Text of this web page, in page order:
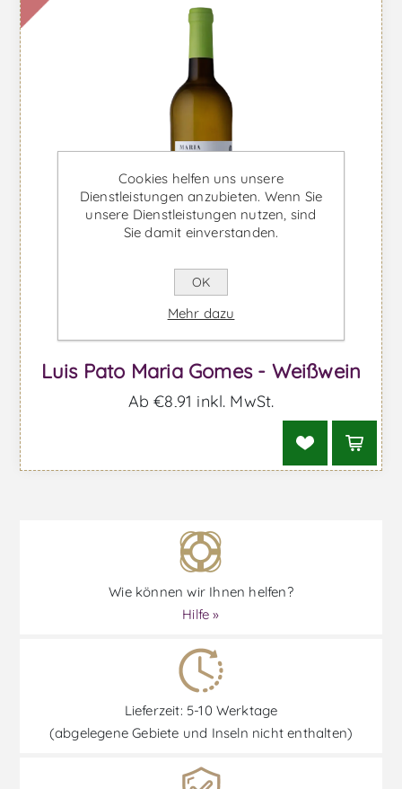
Luis Pato Maria Gomes - Weißwein
Ab €8,91 inkl. MwSt.
Wie können wir Ihnen helfen?
Hilfe »
Lieferzeit: 5-10 Werktage
(abgelegene Gebiete und Inseln nicht enthalten)
Cookies helfen uns unsere
Dienstleistungen anzubieten. Wenn Sie
unsere Dienstleistungen nutzen, sind
Sie damit einverstanden.
OK
Mehr dazu